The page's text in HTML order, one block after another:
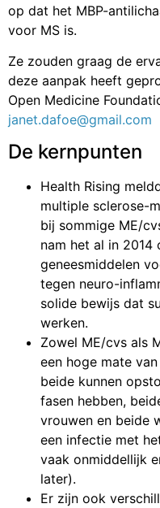
op dat het MBP-
voor MS is.
Ze zouden graag de
deze aanpak heeft
Open Medicine
janet.dafoe@gmail.com
De kernpunten
Health Rising
multiple sclerose-
bij sommige ME/
nam het al in
geneesmiddelen
tegen neuro-
solide bewijs dat
werken.
Zowel ME/cvs als
een hoge mate
beide kunnen
fasen hebben,
vrouwen en beide
een infectie met
vaak onmiddellijk
later).
Er zijn ook